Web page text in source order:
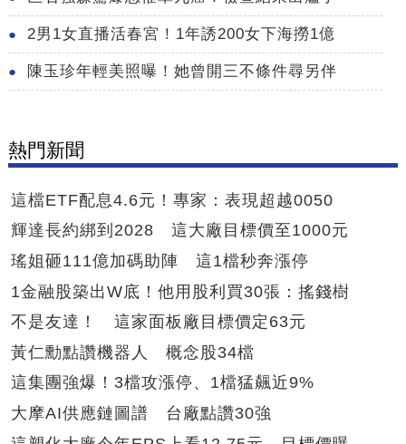
2男1女直播活春宮！1年誘200女下海撈1億
陳玉珍年輕美照曝！她曾開三不條件尋另伴
熱門新聞
這檔ETF配息4.6元！專家：表現超越0050
輝達長約綁到2028 這大廠目標價至1000元
瑤姐砸111億加碼助陣 這1檔秒奔漲停
1金融股築出W底！他用股利買30張：搖錢樹
不是友達！ 這家面板廠目標價定63元
黃仁勳點讚機器人 概念股34檔
這集團強爆！3檔攻漲停、1檔猛飆近9%
大摩AI供應鏈圖譜 台廠點讚30強